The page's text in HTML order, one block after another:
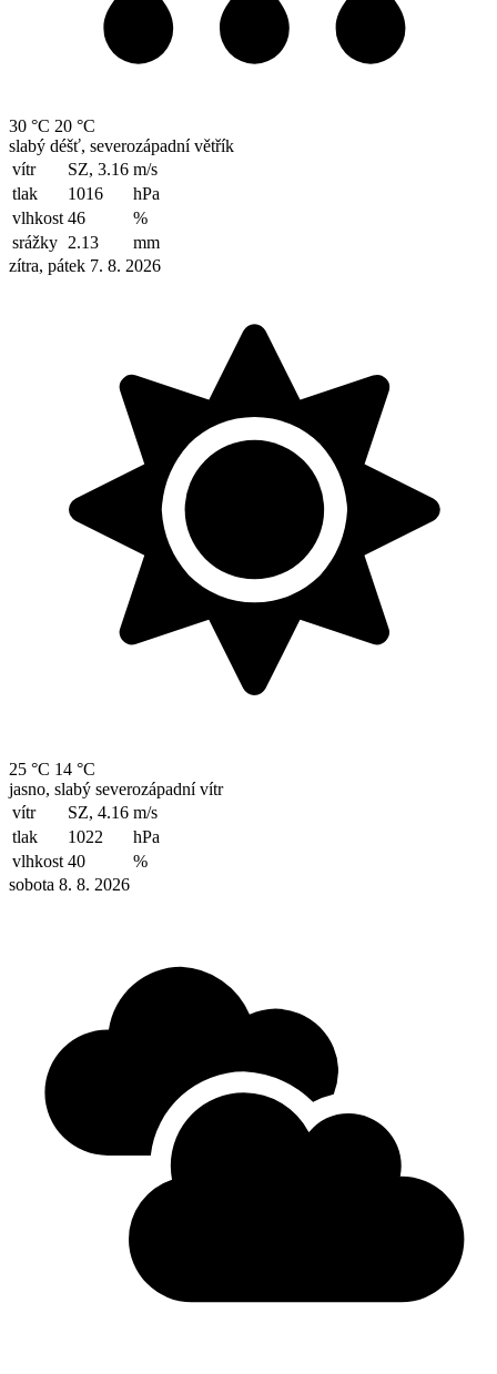
30 °C 20 °C
slabý déšť, severozápadní větřík
vítr
SZ, 3.16 m/s
tlak
1016
hPa
vlhkost 46
%
srážky 2.13
mm
zítra, pátek 7. 8. 2026
25 °C 14 °C
jasno, slabý severozápadní vítr
vítr
SZ, 4.16 m/s
tlak
1022
hPa
vlhkost 40
%
sobota 8. 8. 2026